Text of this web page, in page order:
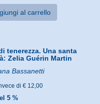
al carrello
tenerezza. Una santa
Zelia Guérin Martin
Bassanetti
di € 12,00
5 %